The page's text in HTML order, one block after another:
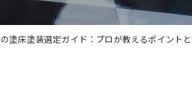
塗床塗装選定ガイド：プロが教えるポイント